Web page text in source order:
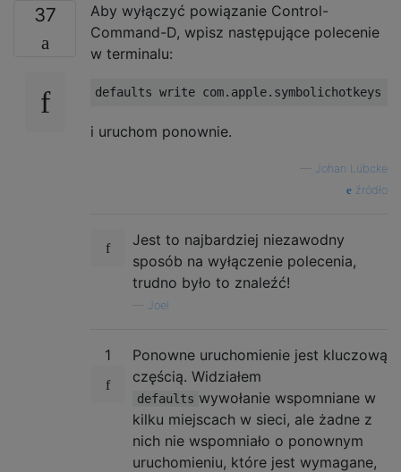
37
Aby wyłączyć powiązanie Control-
Command-D, wpisz następujące polecenie
w terminalu:
i uruchom ponownie.
Johan Lübcke
źródło
Jest to najbardziej niezawodny
sposób na wyłączenie polecenia,
trudno było to znaleźć!
Joel
1
Ponowne uruchomienie jest kluczową
częścią. Widziałem
defaults wywołanie wspomniane w
kilku miejscach w sieci, ale żadne z
nich nie wspomniało o ponownym
uruchomieniu, które jest wymagane,